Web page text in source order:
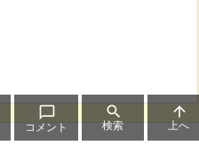

コメント

検索

上へ